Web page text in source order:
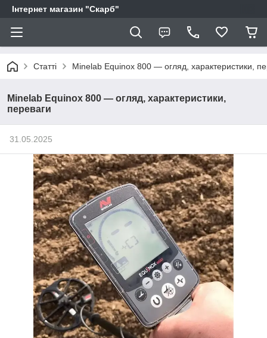
Інтернет магазин "Скарб"
Статті Minelab Equinox 800 — огляд, характеристики,
Minelab Equinox 800 — огляд, характеристики,
переваги
31.05.2025